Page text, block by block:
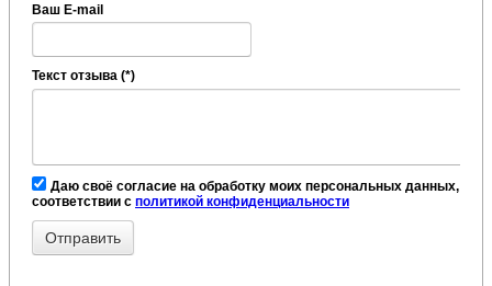
Ваш E-mail
Текст отзыва (*)
Даю своё согласие на обработку моих персональных данных, в
соответствии с политикой конфиденциальности